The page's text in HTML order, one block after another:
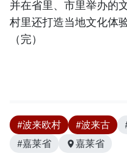
并在省里、市里举办的
村里还打造当地文化体
（完）
#波来欧村 #波来古
#嘉莱省
嘉莱省